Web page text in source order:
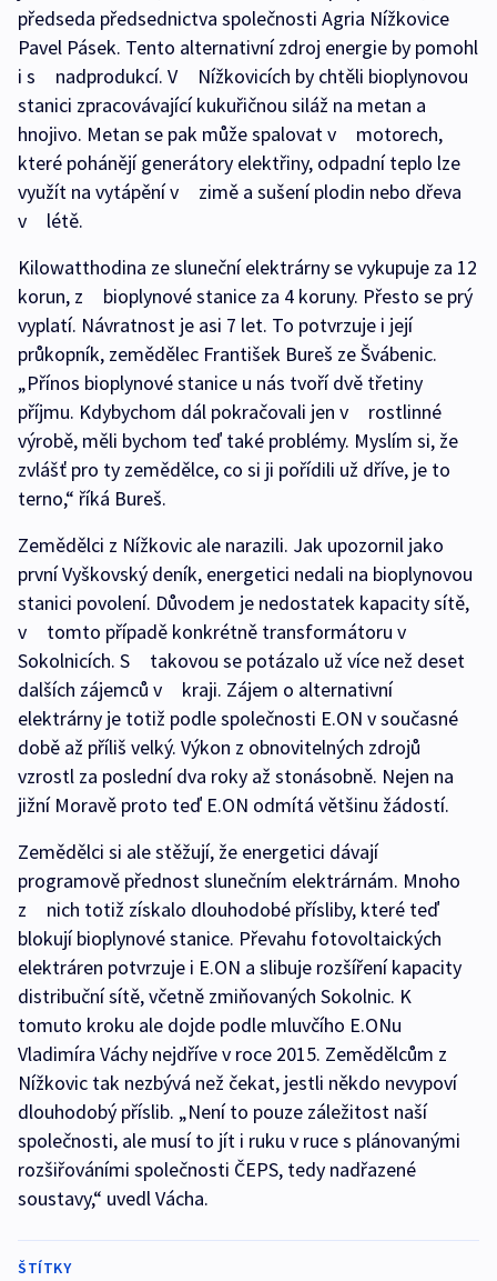
předseda předsednictva společnosti Agria Nížkovice
Pavel Pásek. Tento alternativní zdroj energie by pomohl
i s nadprodukcí. V Nížkovicích by chtěli bioplynovou
stanici zpracovávající kukuřičnou siláž na metan a
hnojivo. Metan se pak může spalovat v motorech,
které pohánějí generátory elektřiny, odpadní teplo lze
využít na vytápění v zimě a sušení plodin nebo dřeva
v létě.
Kilowatthodina ze sluneční elektrárny se vykupuje za 12
korun, z bioplynové stanice za 4 koruny. Přesto se prý
vyplatí. Návratnost je asi 7 let. To potvrzuje i její
průkopník, zemědělec František Bureš ze Švábenic.
„Přínos bioplynové stanice u nás tvoří dvě třetiny
příjmu. Kdybychom dál pokračovali jen v rostlinné
výrobě, měli bychom teď také problémy. Myslím si, že
zvlášť pro ty zemědělce, co si ji pořídili už dříve, je to
terno,“ říká Bureš.
Zemědělci z Nížkovic ale narazili. Jak upozornil jako
první Vyškovský deník, energetici nedali na bioplynovou
stanici povolení. Důvodem je nedostatek kapacity sítě,
v tomto případě konkrétně transformátoru v
Sokolnicích. S takovou se potázalo už více než deset
dalších zájemců v kraji. Zájem o alternativní
elektrárny je totiž podle společnosti E.ON v současné
době až příliš velký. Výkon z obnovitelných zdrojů
vzrostl za poslední dva roky až stonásobně. Nejen na
jižní Moravě proto teď E.ON odmítá většinu žádostí.
Zemědělci si ale stěžují, že energetici dávají
programově přednost slunečním elektrárnám. Mnoho
z nich totiž získalo dlouhodobé přísliby, které teď
blokují bioplynové stanice. Převahu fotovoltaických
elektráren potvrzuje i E.ON a slibuje rozšíření kapacity
distribuční sítě, včetně zmiňovaných Sokolnic. K
tomuto kroku ale dojde podle mluvčího E.ONu
Vladimíra Váchy nejdříve v roce 2015. Zemědělcům z
Nížkovic tak nezbývá než čekat, jestli někdo nevypoví
dlouhodobý příslib. „Není to pouze záležitost naší
společnosti, ale musí to jít i ruku v ruce s plánovanými
rozšiřováními společnosti ČEPS, tedy nadřazené
soustavy,“ uvedl Vácha.
ŠTÍTKY